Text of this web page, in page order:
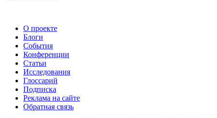
О проекте
Блоги
События
Конференции
Статьи
Исследования
Глоссарий
Подписка
Реклама на сайте
Обратная связь